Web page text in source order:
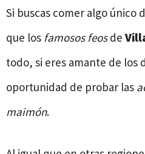
Si buscas comer algo único
que los famosos feosde
todo, si eres amante de los
oportunidad de probar las
maimón.